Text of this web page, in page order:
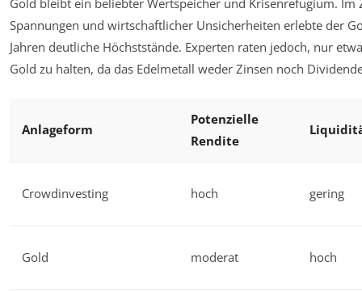
Gold bleibt ein beliebter Wertspeicher und Krisenrefugium. Im
Spannungen und wirtschaftlicher Unsicherheiten erlebte der
Jahren deutliche Höchststände. Experten raten jedoch, nur
Gold zu halten, da das Edelmetall weder Zinsen noch
Anlageform
Potenzielle
Rendite
Crowdinvesting hoch gering
Gold moderat hoch